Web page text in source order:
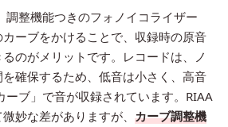
調整機能つきのフォノイコライザー
ーブをかけることで、収録時の原音
のがメリットです。レコードは、ノ
確保するため、低音は小さく、高音
ーブ」で音が収録されています。RIAA
妙な差がありますが、 カーブ調整機